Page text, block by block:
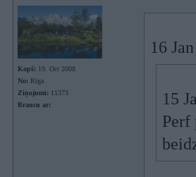
Kopš: 19. Oct 2008
No: Rīga
Ziņojumi: 11373
Braucu ar:
16
15
Perf